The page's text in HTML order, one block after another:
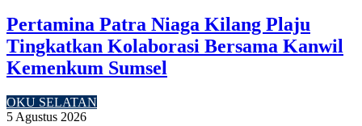
Pertamina Patra Niaga Kilang Plaju
Tingkatkan Kolaborasi Bersama Kanwil
Kemenkum Sumsel
OKU SELATAN
5 Agustus 2026